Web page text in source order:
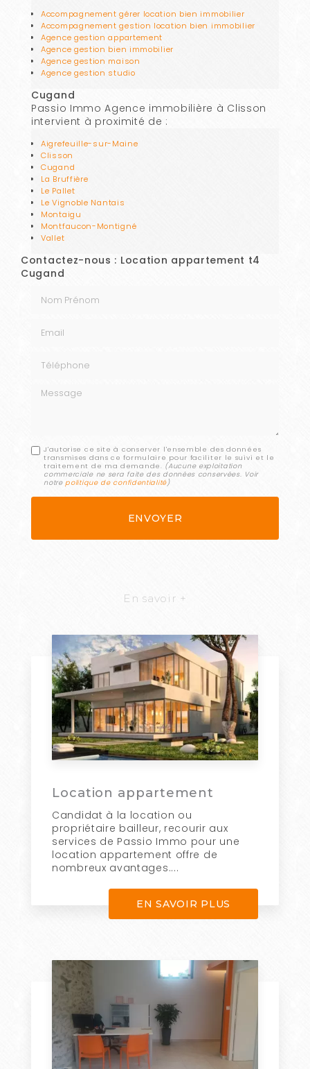
Accompagnement gérer location bien immobilier
Accompagnement gestion location bien immobilier
Agence gestion appartement
Agence gestion bien immobilier
Agence gestion maison
Agence gestion studio
Cugand
Passio Immo Agence immobilière à Clisson
intervient à proximité de :
Aigrefeuille-sur-Maine
Clisson
Cugand
La Bruffière
Le Pallet
Le Vignoble Nantais
Montaigu
Montfaucon-Montigné
Vallet
Contactez-nous : Location appartement t4
Cugand
Message
J'autorise ce site à conserver l'ensemble des données
transmises dans ce formulaire pour faciliter le suivi et le
traitement de ma demande. (Aucune exploitation
commerciale ne sera faite des données conservées. Voir
notrepolitique de confidentialité)
En savoir +
Location appartement
Candidat à la location ou
propriétaire bailleur, recourir aux
services de Passio Immo pour une
location appartement offre de
nombreux avantages....
EN SAVOIR PLUS